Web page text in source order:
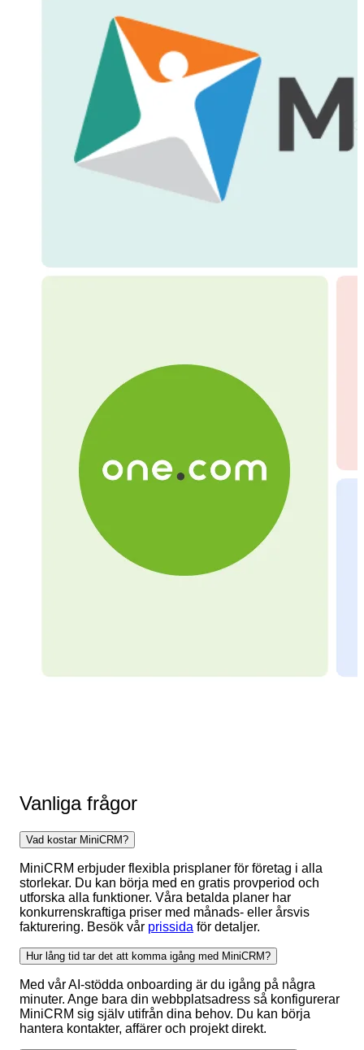
Vanliga frågor
Vad kostar MiniCRM?
MiniCRM erbjuder flexibla prisplaner för företag i alla
storlekar. Du kan börja med en gratis provperiod och
utforska alla funktioner. Våra betalda planer har
konkurrenskraftiga priser med månads- eller årsvis
fakturering. Besök vår prissida för detaljer.
Hur lång tid tar det att komma igång med MiniCRM?
Med vår AI-stödda onboarding är du igång på några
minuter. Ange bara din webbplatsadress så konfigurerar
MiniCRM sig själv utifrån dina behov. Du kan börja
hantera kontakter, affärer och projekt direkt.